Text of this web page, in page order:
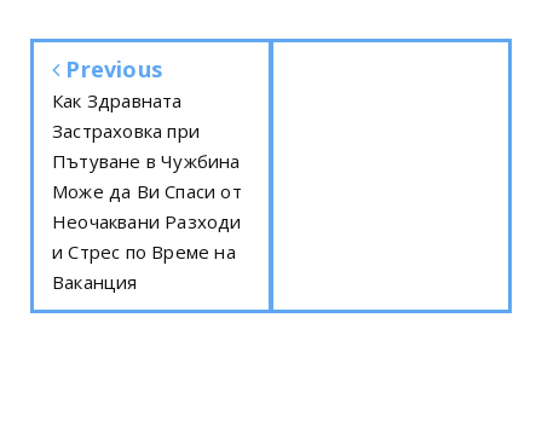
Previous
Как Здравната
Застраховка при
Пътуване в Чужбина
Може да Ви Спаси от
Неочаквани Разходи
и Стрес по Време на
Ваканция